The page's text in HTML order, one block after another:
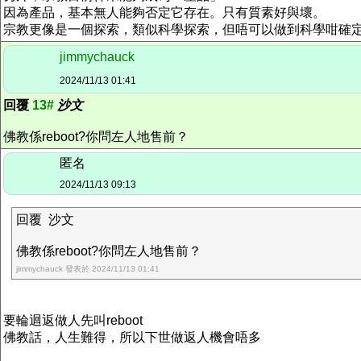
因為產品，基本無人能夠否定它存在。只有質素好與壞。
宗教更像是一個探索，類似科學探索，但唔可以做到科學咁確
jimmychauck
2024/11/13 01:41
回覆 13# 沙文
佛教係reboot?你問左人地售前？
匿名
2024/11/13 09:13
回覆 沙文
佛教係reboot?你問左人地售前？
jimmychauck 發表於 2024/11/13 01:41
要輪迴返做人先叫reboot
佛教話，人生難得，所以下世做返人機會唔多